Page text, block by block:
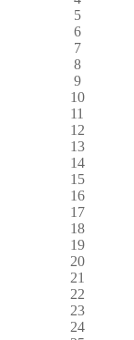
5
6
7
8
9
10
11
12
13
14
15
16
17
18
19
20
21
22
23
24